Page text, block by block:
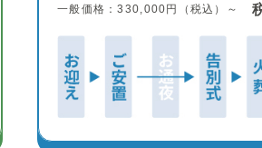
一般価格：330,000円（税込）～